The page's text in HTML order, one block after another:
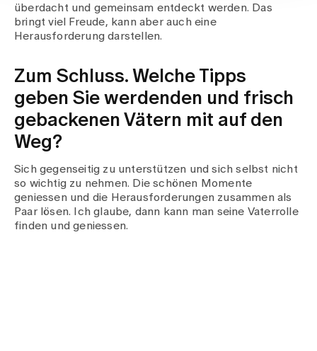
überdacht und gemeinsam entdeckt werden. Das
bringt viel Freude, kann aber auch eine
Herausforderung darstellen.
Zum Schluss. Welche Tipps
geben Sie werdenden und frisch
gebackenen Vätern mit auf den
Weg?
Sich gegenseitig zu unterstützen und sich selbst nicht
so wichtig zu nehmen. Die schönen Momente
geniessen und die Herausforderungen zusammen als
Paar lösen. Ich glaube, dann kann man seine Vaterrolle
finden und geniessen.